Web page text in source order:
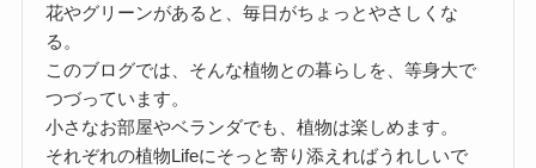
花やグリーンがあると、毎日がちょっとやさしくな
る。
このブログでは、そんな植物との暮らしを、等身大で
つづっています。
小さなお部屋やベランダでも、植物は楽しめます。
それぞれの植物Lifeにそっと寄り添えればうれしいで